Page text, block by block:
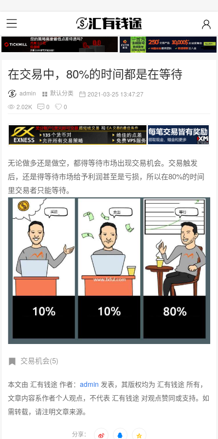
在交易中，80%的时间都是在等待
admin 默认分类
2021-03-25 13:47:27
2.02K
0 0
无论做多还是做空，都得等待市场出现交易机会。交易触发
后，还是得等待市场给予利润甚至是亏损，所以在80%的时间
里交易者只能等待。
交易机会(5)
本文由 汇有钱途 作者：admin 发表，其版权均为 汇有钱途 所有，
文章内容系作者个人观点，不代表 汇有钱途 对观点赞同或支持。如
需转载，请注明文章来源。
分享：